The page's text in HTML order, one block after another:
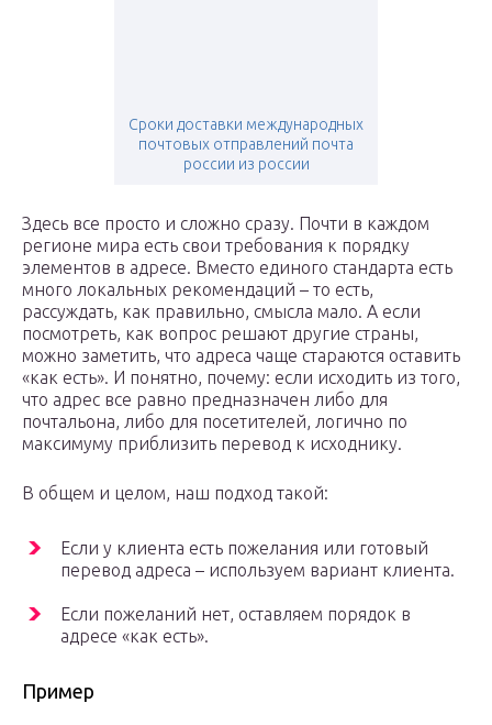
Сроки доставки международных
почтовых отправлений почта
россии из россии
Здесь все просто и сложно сразу. Почти в каждом
регионе мира есть свои требования к порядку
элементов в адресе. Вместо единого стандарта есть
много локальных рекомендаций – то есть,
рассуждать, как правильно, смысла мало. А если
посмотреть, как вопрос решают другие страны,
можно заметить, что адреса чаще стараются оставить
«как есть». И понятно, почему: если исходить из того,
что адрес все равно предназначен либо для
почтальона, либо для посетителей, логично по
максимуму приблизить перевод к исходнику.
В общем и целом, наш подход такой:
Если у клиента есть пожелания или готовый
перевод адреса – используем вариант клиента.
Если пожеланий нет, оставляем порядок в
адресе «как есть».
Пример